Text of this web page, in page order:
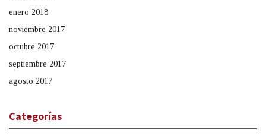
enero 2018
noviembre 2017
octubre 2017
septiembre 2017
agosto 2017
Categorías